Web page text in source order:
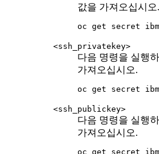
값을 가져오십시오.
oc get secret
<ssh_privatekey>
다음 명령을 실행
가져오십시오.
oc get secret
<ssh_publickey>
다음 명령을 실행
가져오십시오.
oc get secret